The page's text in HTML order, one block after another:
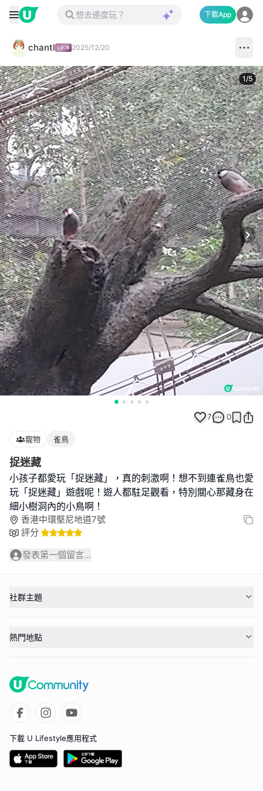
下載App
chantl 2025/12/20
1/5
7 0
寵物 雀鳥
捉迷藏
小孩子都愛玩「捉迷藏」，真的刺激啊！想不到連雀鳥也愛
玩「捉迷藏」遊戲呢！遊人都駐足觀看，特別關心那藏身在
細小樹洞內的小鳥啊！
香港中環堅尼地道7號
評分
發表第一個留言...
社群主題
熱門地點
下載 U Lifestyle應用程式